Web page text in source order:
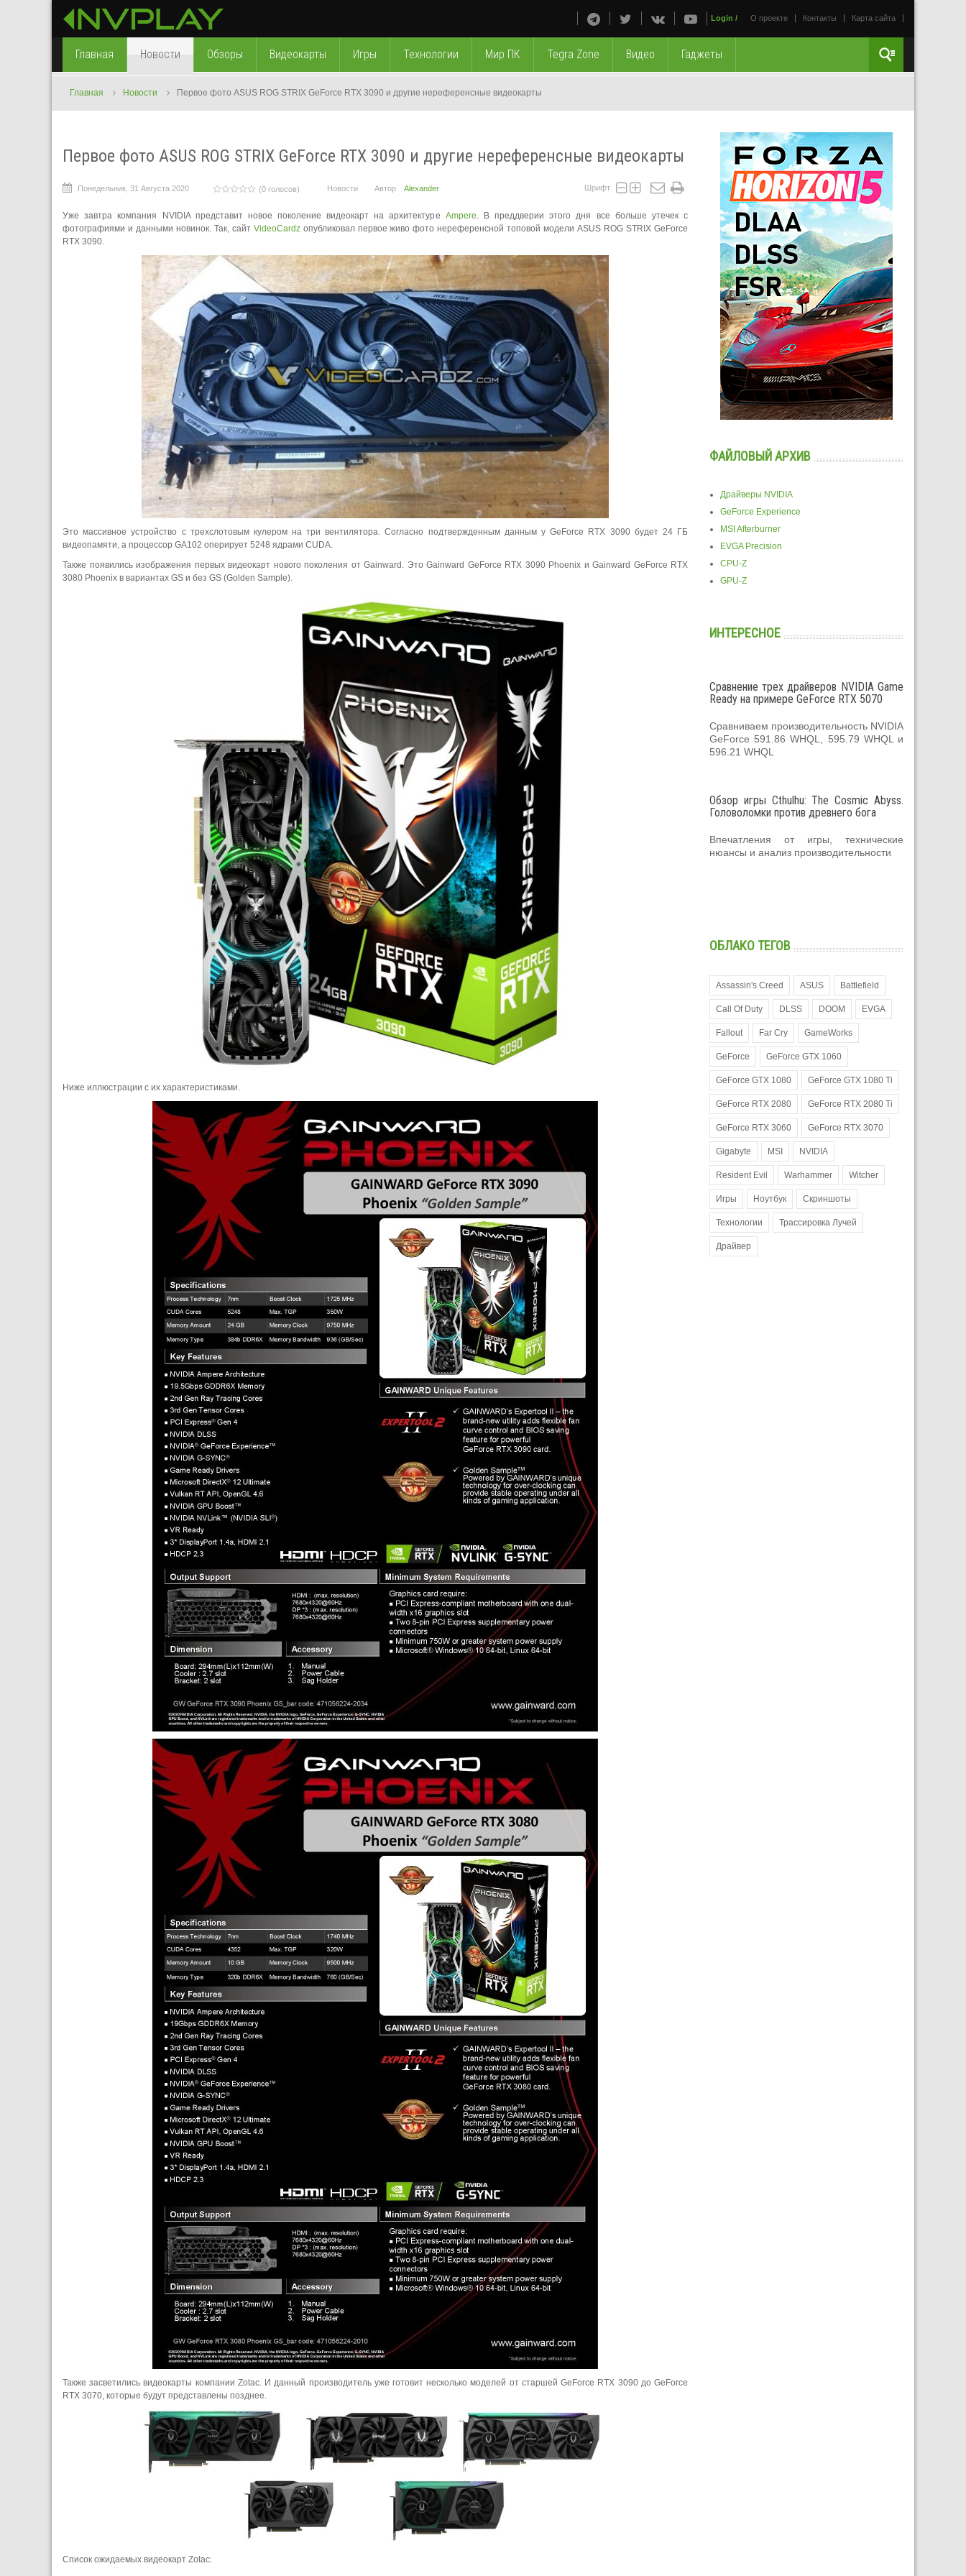
О проекте Контакты Карта сайта
Login /
Главная Новости Обзоры Видеокарты Игры Технологии Мир ПК Tegra Zone Видео Гаджеты
Главная Новости Первое фото ASUS ROG STRIX GeForce RTX 3090 и другие нереференсные видеокарты
Первое фото ASUS ROG STRIX GeForce RTX 3090 и другие нереференсные видеокарты
Понедельник, 31 Августа 2020 (0 голосов) Новости Автор Alexander Шрифт
Уже завтра компания NVIDIA представит новое поколение видеокарт на архитектуре Ampere. В преддверии этого дня все больше утечек с
фотографиями и данными новинок. Так, сайт VideoCardzопубликовал первое живо фото нереференсной топовой модели ASUS ROG STRIX GeForce
RTX 3090.
Это массивное устройство с трехслотовым кулером на три вентилятора. Согласно подтвержденным данным у GeForce RTX 3090 будет 24 ГБ
видеопамяти, а процессор GA102 оперирует 5248 ядрами CUDA.
Также появились изображения первых видеокарт нового поколения от Gainward. Это Gainward GeForce RTX 3090 Phoenix и Gainward GeForce RTX
3080 Phoenix в вариантах GS и без GS (Golden Sample).
Ниже иллюстрации с их характеристиками.
Также засветились видеокарты компании Zotac. И данный производитель уже готовит несколько моделей от старшей GeForce RTX 3090 до GeForce
RTX 3070, которые будут представлены позднее.
Список ожидаемых видеокарт Zotac:
ФАЙЛОВЫЙ АРХИВ
Драйверы NVIDIA
GeForce Experience
MSI Afterburner
EVGA Precision
CPU-Z
GPU-Z
ИНТЕРЕСНОЕ
Сравнение трех драйверов NVIDIA Game
Ready на примере GeForce RTX 5070
Сравниваем производительность NVIDIA
GeForce 591.86 WHQL, 595.79 WHQL и
596.21 WHQL
Обзор игры Cthulhu: The Cosmic Abyss.
Головоломки против древнего бога
Впечатления от игры, технические
нюансы и анализ производительности
ОБЛАКО ТЕГОВ
Assassin's Creed ASUS Battlefield
Call Of Duty DLSS DOOM EVGA
Fallout Far Cry GameWorks
GeForce GeForce GTX 1060
GeForce GTX 1080 GeForce GTX 1080 Ti
GeForce RTX 2080 GeForce RTX 2080 Ti
GeForce RTX 3060 GeForce RTX 3070
Gigabyte MSI NVIDIA
Resident Evil Warhammer Witcher
Игры Ноутбук Скриншоты
Технологии Трассировка Лучей
Драйвер